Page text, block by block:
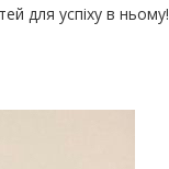
для успіху в ньому!